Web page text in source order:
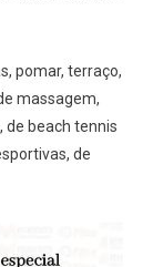
pomar, terraço,
massagem,
de beach tennis
de